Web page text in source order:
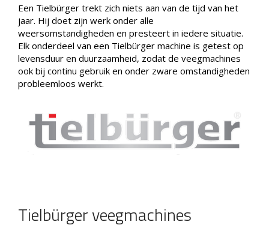
Een Tielbürger trekt zich niets aan van de tijd van het
jaar. Hij doet zijn werk onder alle
weersomstandigheden en presteert in iedere situatie.
Elk onderdeel van een Tielbürger machine is getest op
levensduur en duurzaamheid, zodat de veegmachines
ook bij continu gebruik en onder zware omstandigheden
probleemloos werkt.
Tielbürger veegmachines